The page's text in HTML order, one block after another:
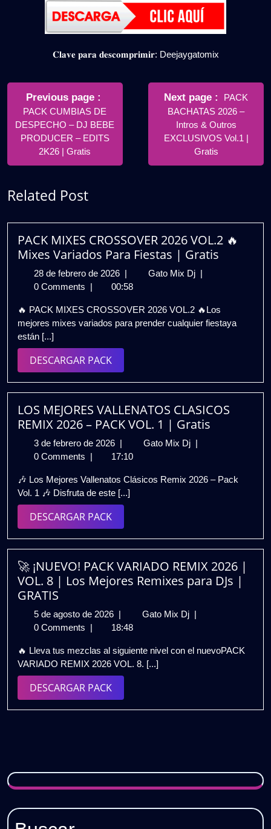
𝐂𝐥𝐚𝐯𝐞 𝐩𝐚𝐫𝐚 𝐝𝐞𝐬𝐜𝐨𝐦𝐩𝐫𝐢𝐦𝐢𝐫: Deejaygatomix
Navegación
entradas
Previous page
Posts
PACK CUMBIAS DE
DESPECHO – DJ BEBE
PRODUCER – EDITS
2K26 | Gratis
Next page
Newer
Posts
PACK
BACHATAS 2026 –
Intros & Outros
EXCLUSIVOS Vol.1 |
Gratis
Related Post
PACK MIXES CROSSOVER 2026 VOL.2 🔥
Mixes Variados Para Fiestas | Gratis
28 de febrero de 2026 28
de
de
2026
| Gato Mix Dj PACK
2026
VOL.2
Fiestas
|
Gratis
|
0 Comments | 00:58
🔥 PACK MIXES CROSSOVER 2026 VOL.2 🔥Los
mejores mixes variados para prender cualquier fiestaya
están [...]
DESCARGAR PACKDESCARGAR
PACK
LOS MEJORES VALLENATOS CLASICOS
REMIX 2026 – PACK VOL. 1 | Gratis
3 de febrero de 2026 3
de
de
2026
| Gato Mix Dj LOS
CLASICOS
VOL.
1
|
0 Comments | 17:10
🎶 Los Mejores Vallenatos Clásicos Remix 2026 – Pack
Vol. 1 🎶 Disfruta de este [...]
DESCARGAR PACKDESCARGAR
PACK
🚀 ¡NUEVO! PACK VARIADO REMIX 2026 |
VOL. 8 | Los Mejores Remixes para DJs |
GRATIS
5 de agosto de 2026 5
de
de
2026
| Gato Mix Dj 🚀
VARIADO
Remixes
para
|
0 Comments | 18:48
🔥 Lleva tus mezclas al siguiente nivel con el nuevoPACK
VARIADO REMIX 2026 VOL. 8. [...]
DESCARGAR PACKDESCARGAR
PACK